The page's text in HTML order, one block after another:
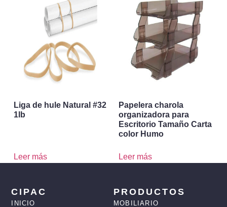
Liga de hule Natural #32
1lb
Leer más
Papelera charola
organizadora para
Escritorio Tamaño Carta
color Humo
Leer más
CIPAC
INICIO
PRODUCTOS
MOBILIARIO